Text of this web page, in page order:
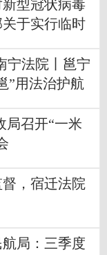
型冠状病毒
于实行临时
宁法院丨邕宁
”用法治护航
局召开“一米
，宿迁法院
航局：三季度